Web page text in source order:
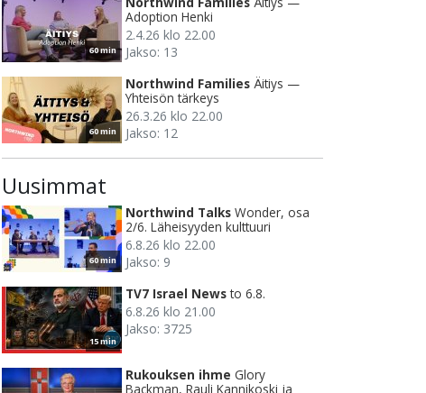
60 min
Adoption Henki
2.4.26 klo 22.00
Jakso: 13
60 min
Northwind Families Äitiys —
Yhteisön tärkeys
26.3.26 klo 22.00
Jakso: 12
Uusimmat
60 min
Northwind Talks Wonder, osa
2/6. Läheisyyden kulttuuri
6.8.26 klo 22.00
Jakso: 9
15 min
TV7 Israel News to 6.8.
6.8.26 klo 21.00
Jakso: 3725
Rukouksen ihme Glory
Backman, Rauli Kannikoski ja